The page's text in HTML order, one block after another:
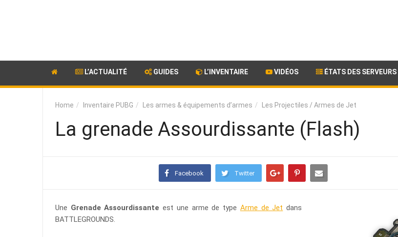
L’ACTUALITÉ GUIDES L’INVENTAIRE VIDÉOS ÉTATS DES SERVEURS
Home Inventaire PUBG Les armes & équipements d’armes Les Projectiles / Armes de Jet
La grenade Assourdissante (Flash)
Facebook Twitter
Une Grenade Assourdissante est une arme de type Arme de Jet dans
BATTLEGROUNDS.